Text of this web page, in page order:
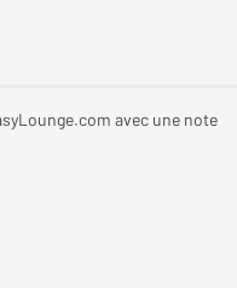
avec une note